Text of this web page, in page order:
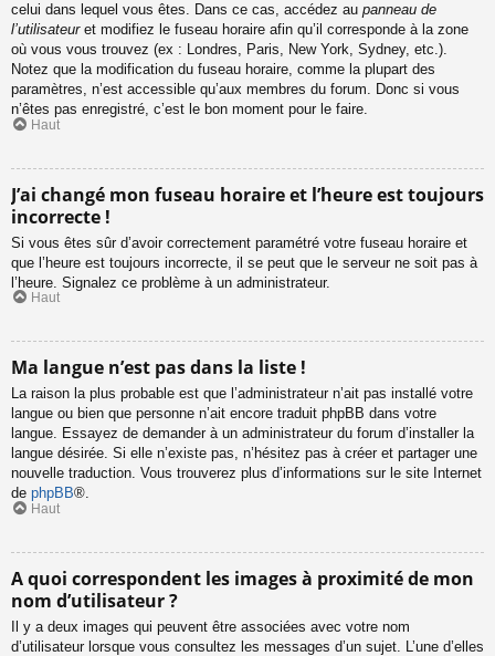
celui dans lequel vous êtes. Dans ce cas, accédez au panneau de
l’utilisateuret modifiez le fuseau horaire afin qu’il corresponde à la zone
où vous vous trouvez (ex : Londres, Paris, New York, Sydney, etc.).
Notez que la modification du fuseau horaire, comme la plupart des
paramètres, n’est accessible qu’aux membres du forum. Donc si vous
n’êtes pas enregistré, c’est le bon moment pour le faire.
Haut
J’ai changé mon fuseau horaire et l’heure est toujours
incorrecte !
Si vous êtes sûr d’avoir correctement paramétré votre fuseau horaire et
que l’heure est toujours incorrecte, il se peut que le serveur ne soit pas à
l’heure. Signalez ce problème à un administrateur.
Haut
Ma langue n’est pas dans la liste !
La raison la plus probable est que l’administrateur n’ait pas installé votre
langue ou bien que personne n’ait encore traduit phpBB dans votre
langue. Essayez de demander à un administrateur du forum d’installer la
langue désirée. Si elle n’existe pas, n’hésitez pas à créer et partager une
nouvelle traduction. Vous trouverez plus d’informations sur le site Internet
de phpBB®.
Haut
A quoi correspondent les images à proximité de mon
nom d’utilisateur ?
Il y a deux images qui peuvent être associées avec votre nom
d’utilisateur lorsque vous consultez les messages d’un sujet. L’une d’elles